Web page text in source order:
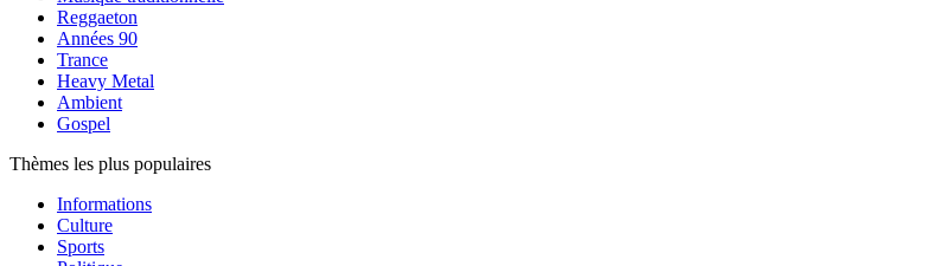
Reggaeton
Années 90
Trance
Heavy Metal
Ambient
Gospel
Thèmes les plus populaires
Informations
Culture
Sports